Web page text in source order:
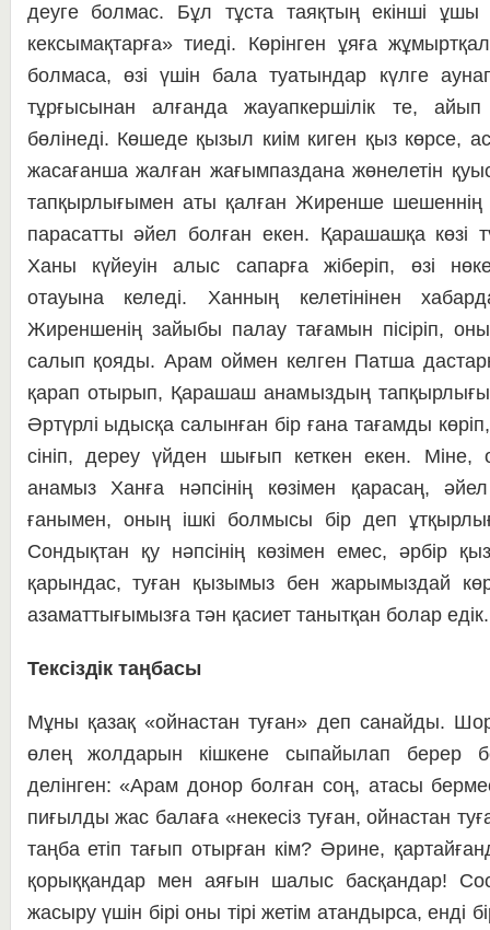
деуге болмас. Бұл тұста та­я­қ­­тың екінші
кексымақтарға» тиеді. Көрін­ген ұяға
болмаса, өзі үшін бала туа­тын­дар күлге
тұрғысынан алғанда жауап­кер­­шілік те,
бөлінеді. Көшеде қызыл киім ки­ген қыз көрсе,
жасағанша жалған жа­ғым­паз­дана жөнелетін
тапқырлығымен аты қал­­­ған Жиренше
парасатты әйел бол­ған екен. Қарашашқа көзі
Ханы күйеуін алыс сапарға жіберіп, өзі
отауына ке­ле­ді. Ханның келетінінен
Жиреншенің зай­ы­бы палау тағамын пісіріп,
салып қояды. Арам оймен келген Патша
қарап оты­рып, Қарашаш анамыздың
Әр­түрлі ыдысқа салынған бір ғана та­ғ­амды көріп,
сініп, дереу үйден шығып кет­кен екен.
анамыз Ханға нәпсінің кө­зі­мен қарасаң,
ғанымен, оның ішкі болмысы бір деп
Сондықтан қу нәпсінің кө­зі­мен емес, әрбір
қарындас, туған қызымыз бен жарымыздай
азаматтығымызға тән қа­си­ет танытқан болар
Тексіздік таңбасы
Мұны қазақ «ойнастан туған» деп санайды.
өлең жолдарын кішкене сы­пайылап берер
делінген: «Арам донор бол­ған соң, атасы
пиғылды жас балаға «не­ке­сіз туған, ойнастан
таңба етіп тағып отырған кім? Әрине,
қорыққандар мен аяғын шалыс басқандар!
жасыру үшін бі­рі оны тірі жетім атандырса, ен­ді